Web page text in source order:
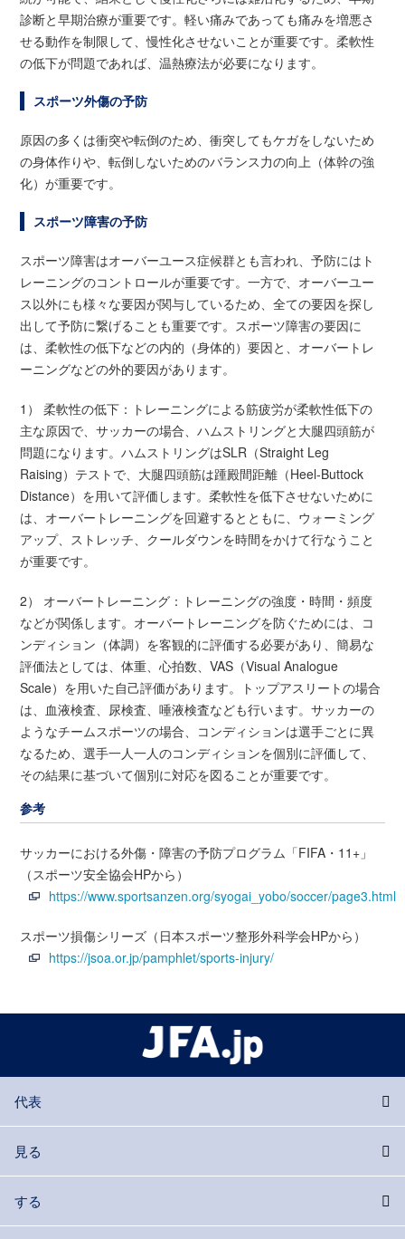
診断と早期治療が重要です。軽い痛みであっても痛みを増悪さ
せる動作を制限して、慢性化させないことが重要です。柔軟性
の低下が問題であれば、温熱療法が必要になります。
スポーツ外傷の予防
原因の多くは衝突や転倒のため、衝突してもケガをしないため
の身体作りや、転倒しないためのバランス力の向上（体幹の強
化）が重要です。
スポーツ障害の予防
スポーツ障害はオーバーユース症候群とも言われ、予防にはト
レーニングのコントロールが重要です。一方で、オーバーユー
ス以外にも様々な要因が関与しているため、全ての要因を探し
出して予防に繋げることも重要です。スポーツ障害の要因に
は、柔軟性の低下などの内的（身体的）要因と、オーバートレ
ーニングなどの外的要因があります。
1） 柔軟性の低下：トレーニングによる筋疲労が柔軟性低下の
主な原因で、サッカーの場合、ハムストリングと大腿四頭筋が
問題になります。ハムストリングはSLR（Straight Leg
Raising）テストで、大腿四頭筋は踵殿間距離（Heel-Buttock
Distance）を用いて評価します。柔軟性を低下させないために
は、オーバートレーニングを回避するとともに、ウォーミング
アップ、ストレッチ、クールダウンを時間をかけて行なうこと
が重要です。
2） オーバートレーニング：トレーニングの強度・時間・頻度
などが関係します。オーバートレーニングを防ぐためには、コ
ンディション（体調）を客観的に評価する必要があり、簡易な
評価法としては、体重、心拍数、VAS（Visual Analogue
Scale）を用いた自己評価があります。トップアスリートの場合
は、血液検査、尿検査、唾液検査なども行います。サッカーの
ようなチームスポーツの場合、コンディションは選手ごとに異
なるため、選手一人一人のコンディションを個別に評価して、
その結果に基づいて個別に対応を図ることが重要です。
参考
サッカーにおける外傷・障害の予防プログラム「FIFA・11+」
（スポーツ安全協会HPから）
https://www.sportsanzen.org/syogai_yobo/soccer/page3.html
スポーツ損傷シリーズ（日本スポーツ整形外科学会HPから）
https://jsoa.or.jp/pamphlet/sports-injury/
代表
見る
する